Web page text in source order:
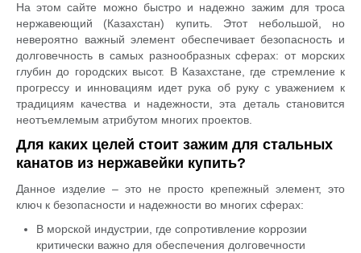
На этом сайте можно быстро и надежно зажим для троса
нержавеющий (Казахстан) купить. Этот небольшой, но
невероятно важный элемент обеспечивает безопасность и
долговечность в самых разнообразных сферах: от морских
глубин до городских высот. В Казахстане, где стремление к
прогрессу и инновациям идет рука об руку с уважением к
традициям качества и надежности, эта деталь становится
неотъемлемым атрибутом многих проектов.
Для каких целей стоит зажим для стальных
канатов из нержавейки купить?
Данное изделие – это не просто крепежный элемент, это
ключ к безопасности и надежности во многих сферах:
В морской индустрии, где сопротивление коррозии
критически важно для обеспечения долговечности